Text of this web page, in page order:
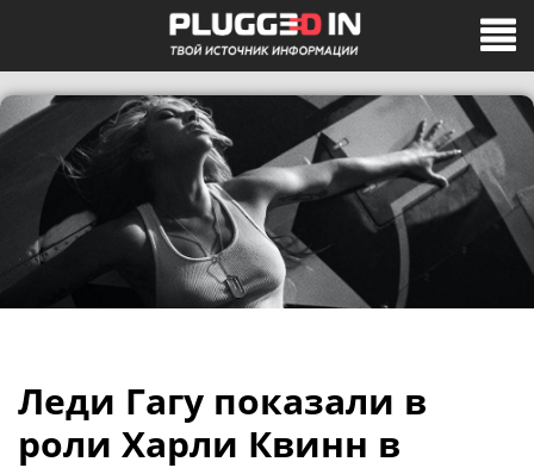
Леди Гагу показали в
роли Харли Квинн в